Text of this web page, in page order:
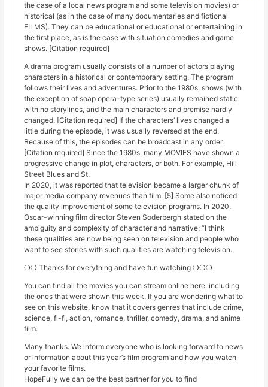
the case of a local news program and some television movies) or
historical (as in the case of many documentaries and fictional
FILMS). They can be educational or educational or entertaining in
the first place, as is the case with situation comedies and game
shows. [Citation required]
A drama program usually consists of a number of actors playing
characters in a historical or contemporary setting. The program
follows their lives and adventures. Prior to the 1980s, shows (with
the exception of soap opera-type series) usually remained static
with no storylines, and the main characters and premise hardly
changed. [Citation required] If the characters’ lives changed a
little during the episode, it was usually reversed at the end.
Because of this, the episodes can be broadcast in any order.
[Citation required] Since the 1980s, many MOVIES have shown a
progressive change in plot, characters, or both. For example, Hill
Street Blues and St.
In 2020, it was reported that television became a larger chunk of
major media company revenues than film. [5] Some also noticed
the quality improvement of some television programs. In 2020,
Oscar-winning film director Steven Soderbergh stated on the
ambiguity and complexity of character and narrative: “I think
these qualities are now being seen on television and people who
want to see stories with such qualities are watching television.
❍❍ Thanks for everything and have fun watching ❍❍❍
You can find all the movies you can stream online here, including
the ones that were shown this week. If you are wondering what to
see on this website, know that it covers genres that include crime,
science, fi-fi, action, romance, thriller, comedy, drama, and anime
film.
Many thanks. We inform everyone who is looking forward to news
or information about this year’s film program and how you watch
your favorite films.
HopeFully we can be the best partner for you to find